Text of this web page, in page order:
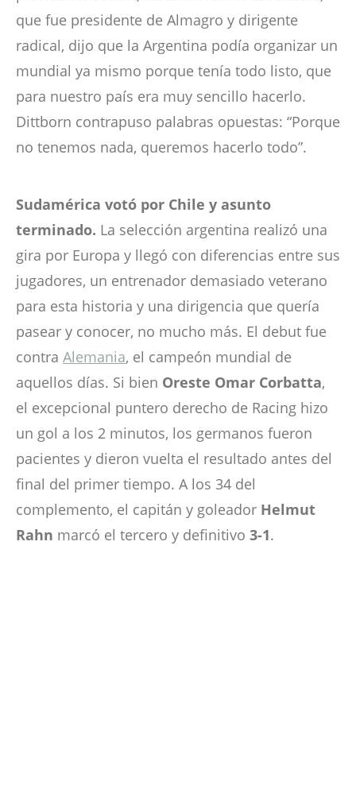
que fue presidente de Almagro y dirigente
radical, dijo que la Argentina podía organizar un
mundial ya mismo porque tenía todo listo, que
para nuestro país era muy sencillo hacerlo.
Dittborn contrapuso palabras opuestas: “Porque
no tenemos nada, queremos hacerlo todo”.
Sudamérica votó por Chile y asunto
terminado. La selección argentina realizó una
gira por Europa y llegó con diferencias entre sus
jugadores, un entrenador demasiado veterano
para esta historia y una dirigencia que quería
pasear y conocer, no mucho más. El debut fue
contra Alemania, el campeón mundial de
aquellos días. Si bien Oreste Omar Corbatta,
el excepcional puntero derecho de Racing hizo
un gol a los 2 minutos, los germanos fueron
pacientes y dieron vuelta el resultado antes del
final del primer tiempo. A los 34 del
complemento, el capitán y goleador Helmut
Rahn marcó el tercero y definitivo 3-1.